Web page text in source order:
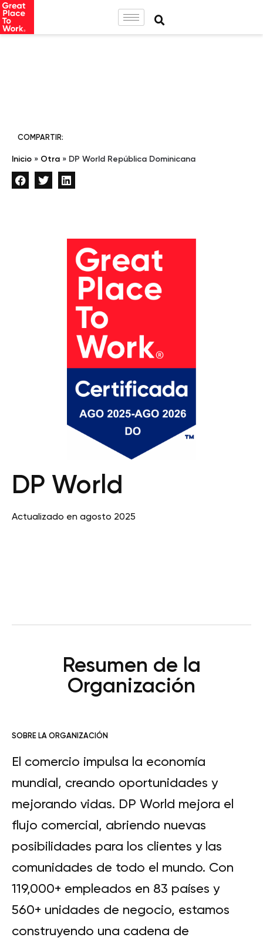
COMPARTIR:
Inicio » Otra » DP World República Dominicana
DP World
Actualizado en agosto 2025
Resumen de la
Organización
SOBRE LA ORGANIZACIÓN
El comercio impulsa la economía
mundial, creando oportunidades y
mejorando vidas. DP World mejora el
flujo comercial, abriendo nuevas
posibilidades para los clientes y las
comunidades de todo el mundo. Con
119,000+ empleados en 83 países y
560+ unidades de negocio, estamos
construyendo una cadena de